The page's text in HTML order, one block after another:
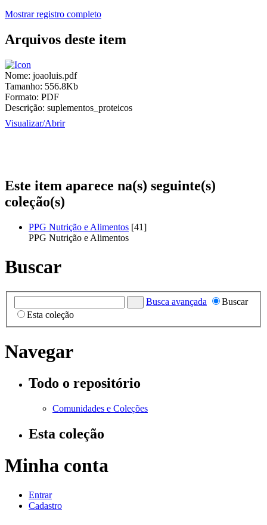
Mostrar registro completo
Arquivos deste item
Nome: joaoluis.pdf
Tamanho: 556.8Kb
Formato: PDF
Descrição: suplementos_proteicos
Visualizar/Abrir
Este item aparece na(s) seguinte(s)
coleção(s)
PPG Nutrição e Alimentos [41]
PPG Nutrição e Alimentos
Buscar
Busca avançada
Buscar
Esta coleção
Navegar
Todo o repositório
Comunidades e Coleções
Esta coleção
Minha conta
Entrar
Cadastro